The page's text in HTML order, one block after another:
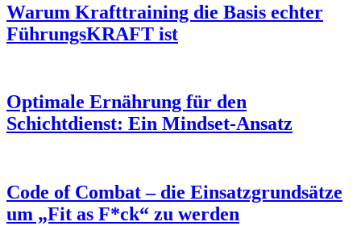
Warum Krafttraining die Basis echter
FührungsKRAFT ist
Optimale Ernährung für den
Schichtdienst: Ein Mindset-Ansatz
Code of Combat – die Einsatzgrundsätze
um „Fit as F*ck“ zu werden